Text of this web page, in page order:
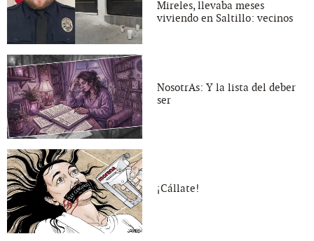
Mireles, llevaba meses
viviendo en Saltillo: vecinos
NosotrAs: Y la lista del deber
ser
¡Cállate!